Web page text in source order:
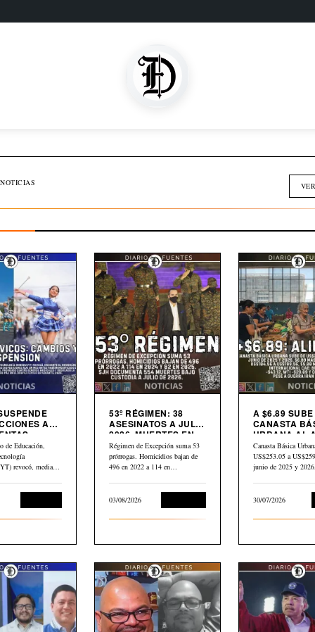
A
de Educación,
revocó, mediante
53º RÉGIMEN: 38
ASESINATOS A JULIO
2026. MUERTES EN
CÁRCEL: “554”
Régimen de Excepción suma 53
prórrogas. Homicidios bajan de
496 en 2022 a 114 en…
03/08/2026
A $6.89 SUBE
CANASTA
URBANA AL
PETRÓLEO
CAE $43
ABRIL
Canasta Básica
US$253.05 a
junio de 2025 y
30/07/2026